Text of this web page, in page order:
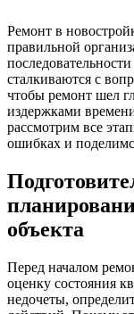
Ремонт в
правильной
сталкиваются с
чтобы ремонт шел
издержками
рассмотрим все
ошибках и
объекта
Перед началом
оценку состояния
недочеты,